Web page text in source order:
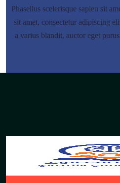
Phasellus scelerisque sapien sit
sit amet, consectetur adipiscing
a varius blandit, auctor eget